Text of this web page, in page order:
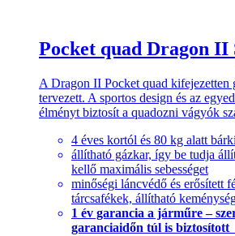
Pocket quad Dragon II
A Dragon II Pocket quad kifejezetten
tervezett. A sportos design és az
élményt biztosít a quadozni vágyók
4 éves kortól és 80 kg alatt
állítható gázkar, így be tudja
kellő maximális sebességet
minőségi láncvédő és erősített
tárcsafékek, állítható
1 év garancia a járműre –
garanciaidőn túl